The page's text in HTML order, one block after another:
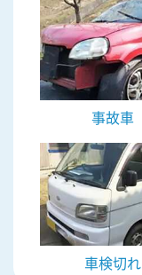
事故車
車検切れ